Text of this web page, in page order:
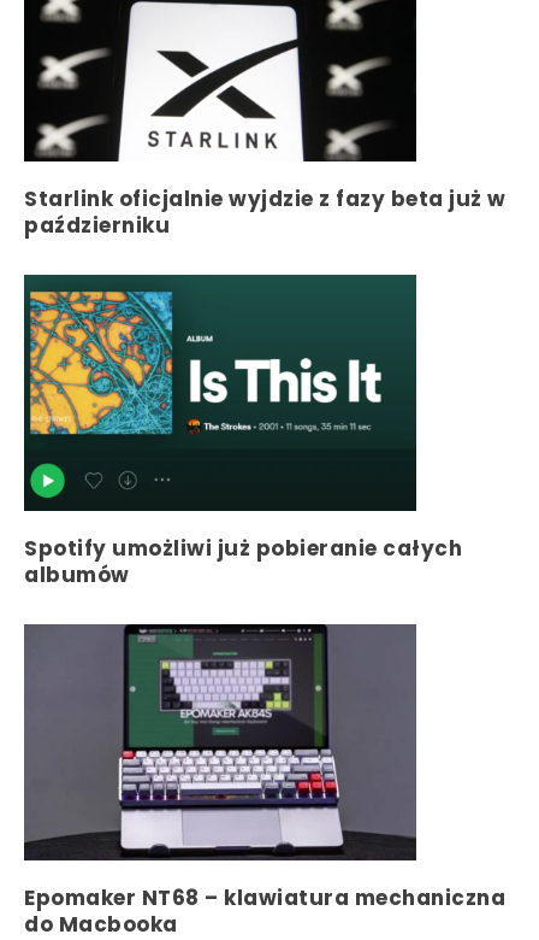
Starlink oficjalnie wyjdzie z fazy beta już w
październiku
Spotify umożliwi już pobieranie całych
albumów
Epomaker NT68 – klawiatura mechaniczna
do Macbooka